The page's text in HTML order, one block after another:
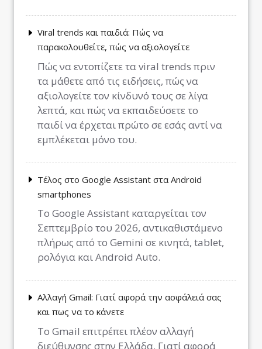
Viral trends και παιδιά: Πώς να
παρακολουθείτε, πώς να αξιολογείτε
Πώς να εντοπίζετε τα viral trends πριν
τα μάθετε από τις ειδήσεις, πώς να
αξιολογείτε τον κίνδυνό τους σε λίγα
λεπτά, και πώς να εκπαιδεύσετε το
παιδί να έρχεται πρώτο σε εσάς αντί να
εμπλέκεται μόνο του.
Τέλος στο Google Assistant στα Android
smartphones
Το Google Assistant καταργείται τον
Σεπτεμβρίο του 2026, αντικαθιστάμενο
πλήρως από το Gemini σε κινητά, tablet,
ρολόγια και Android Auto.
Αλλαγή Gmail: Γιατί αφορά την ασφάλειά σας
και πως να το κάνετε
Το Gmail επιτρέπει πλέον αλλαγή
διεύθυνσης στην Ελλάδα. Γιατί αφορά